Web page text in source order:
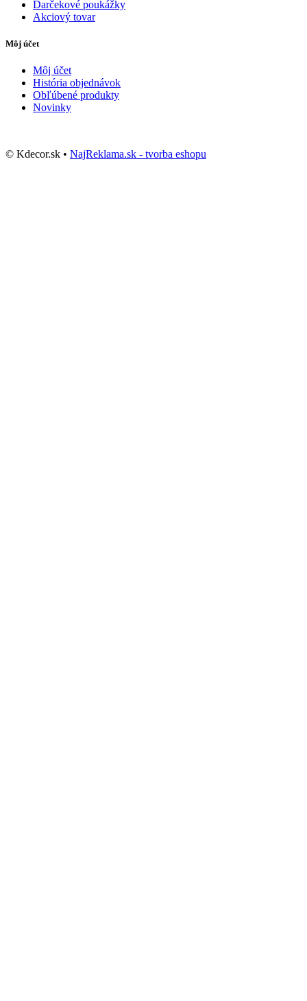
Darčekové poukážky
Akciový tovar
Môj účet
Môj účet
História objednávok
Obľúbené produkty
Novinky
© Kdecor.sk • NajReklama.sk - tvorba eshopu